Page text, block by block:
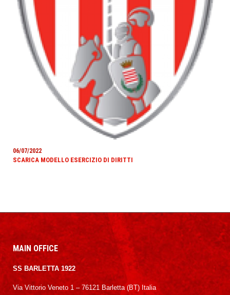
06/07/2022
SCARICA MODELLO ESERCIZIO DI DIRITTI
MAIN OFFICE
SS BARLETTA 1922
Via Vittorio Veneto 1 – 76121 Barletta (BT) Italia